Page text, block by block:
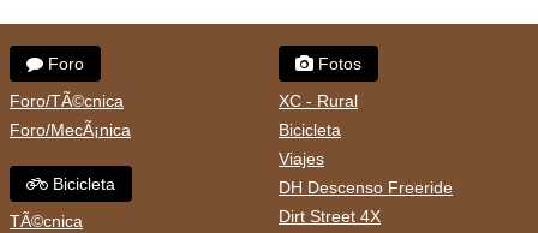
Foro
Foro/TÃ©cnica
Foro/MecÃ¡nica
Bicicleta
TÃ©cnica
Fotos
XC - Rural
Bicicleta
Viajes
DH Descenso Freeride
Dirt Street 4X